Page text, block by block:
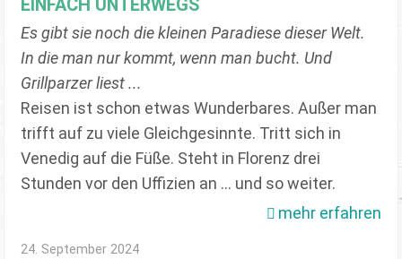
EINFACH UNTERWEGS
Es gibt sie noch die kleinen Paradiese dieser Welt.
In die man nur kommt, wenn man bucht. Und
Grillparzer liest ...
Reisen ist schon etwas Wunderbares. Außer man
trifft auf zu viele Gleichgesinnte. Tritt sich in
Venedig auf die Füße. Steht in Florenz drei
Stunden vor den Uffizien an ... und so weiter.
mehr erfahren
24. September 2024